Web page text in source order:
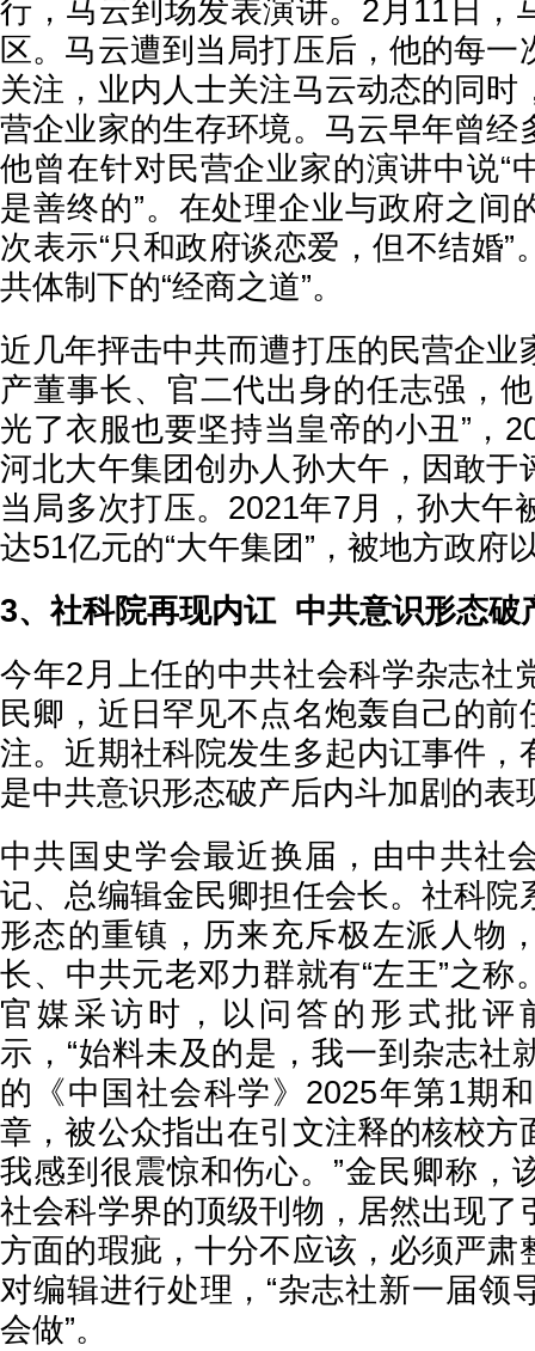
行，马云到场发表演讲。2月11日，
区。马云遭到当局打压后，他的每一
关注，业内人士关注马云动态的同时
营企业家的生存环境。马云早年曾经
他曾在针对民营企业家的演讲中说“
是善终的”。在处理企业与政府之间
次表示“只和政府谈恋爱，但不结婚”
共体制下的“经商之道”。
近几年抨击中共而遭打压的民营企业
产董事长、官二代出身的任志强，
光了衣服也要坚持当皇帝的小丑”，
河北大午集团创办人孙大午，因敢于
当局多次打压。2021年7月，孙大午
达51亿元的“大午集团”，被地方政府
3、社科院再现内讧 中共意识形态破
今年2月上任的中共社会科学杂志社
民卿，近日罕见不点名炮轰自己的前
注。近期社科院发生多起内讧事件，
是中共意识形态破产后内斗加剧的表
中共国史学会最近换届，由中共社
记、总编辑金民卿担任会长。社科院
形态的重镇，历来充斥极左派人物
长、中共元老邓力群就有“左王”之称
官媒采访时，以问答的形式批评
示，“始料未及的是，我一到杂志社
的《中国社会科学》2025年第1期
章，被公众指出在引文注释的核校方
我感到很震惊和伤心。”金民卿称，
社会科学界的顶级刊物，居然出现了
方面的瑕疵，十分不应该，必须严肃
对编辑进行处理，“杂志社新一届领
会做”。